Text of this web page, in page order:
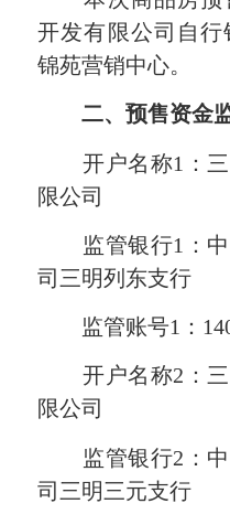
开发有限公司自
锦苑营销中心。
二、预售资金
开户名称1：三
限公司
监管银行1：中
司三明列东支行
监管账号1：
开户名称2：三
限公司
监管银行2：中
司三明三元支行